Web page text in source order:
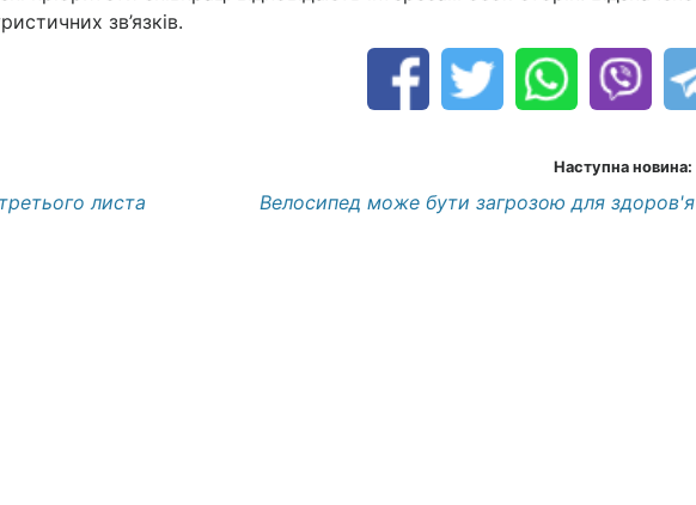
зв’язків.
листа
Наступна новина:
Велосипед може бути загрозою для здоров'я